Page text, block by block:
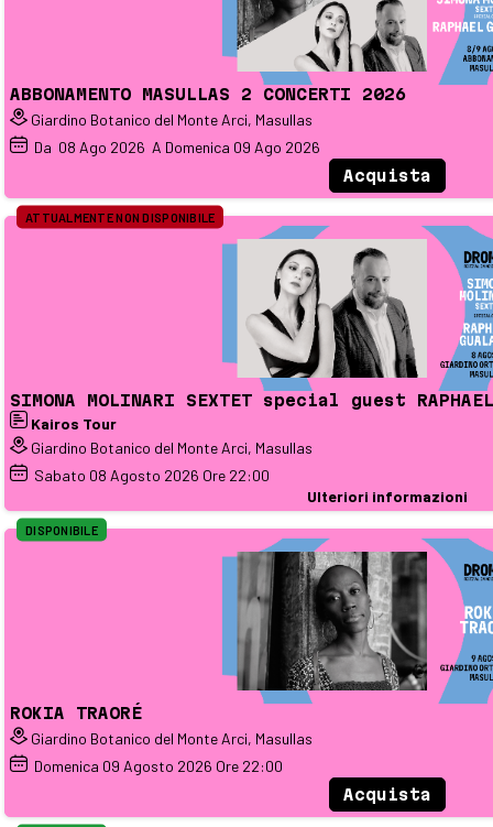
ABBONAMENTO MASULLAS 2 CONCERTI 2026
Giardino Botanico del Monte Arci, Masullas
Da 08 Ago 2026 A Domenica 09 Ago 2026
Acquista
SIMONA MOLINARI SEXTET special guest
Kairos Tour
Giardino Botanico del Monte Arci, Masullas
Sabato 08 Agosto 2026 Ore 22:00
ATTUALMENTE NON DISPONIBILE
Ulteriori informazioni
ROKIA TRAORÉ
Giardino Botanico del Monte Arci, Masullas
Domenica 09 Agosto 2026 Ore 22:00
DISPONIBILE
Acquista